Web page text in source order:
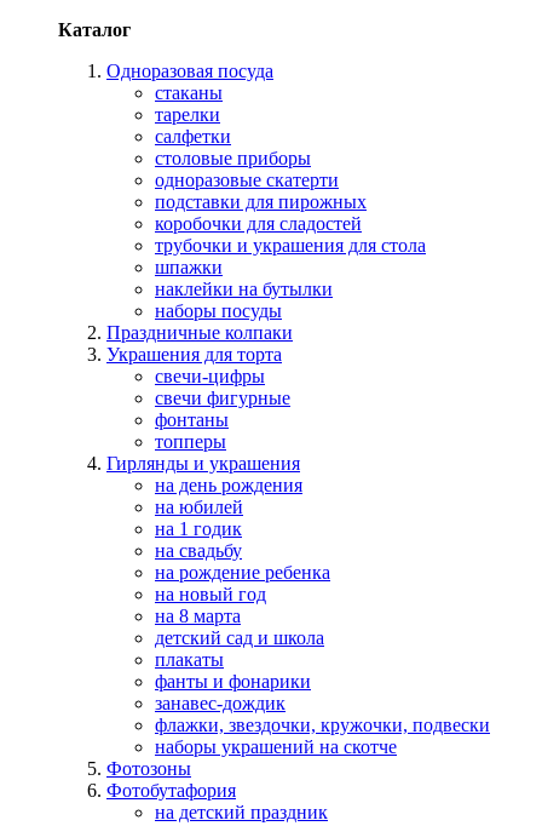
Каталог
Одноразовая посуда
стаканы
тарелки
салфетки
столовые приборы
одноразовые скатерти
подставки для пирожных
коробочки для сладостей
трубочки и украшения для стола
шпажки
наклейки на бутылки
наборы посуды
Праздничные колпаки
Украшения для торта
свечи-цифры
свечи фигурные
фонтаны
топперы
Гирлянды и украшения
на день рождения
на юбилей
на 1 годик
на свадьбу
на рождение ребенка
на новый год
на 8 марта
детский сад и школа
плакаты
фанты и фонарики
занавес-дождик
флажки, звездочки, кружочки, подвески
наборы украшений на скотче
Фотозоны
Фотобутафория
на детский праздник